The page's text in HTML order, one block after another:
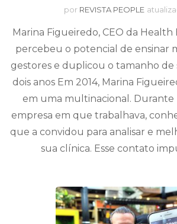
por REVISTA PEOPLE
Marina Figueiredo, CEO da Health
percebeu o potencial de ensinar
gestores e duplicou o tamanho de
dois anos Em 2014, Marina
em uma multinacional.
empresa em que trabalhava,
que a convidou para analisar e
sua clínica. Esse contato